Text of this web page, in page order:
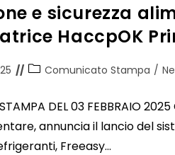
e sicurezza
HaccpOK
Comunicato Stampa /
DEL 03 FEBBRAIO
annuncia il lancio del
Freeasy…